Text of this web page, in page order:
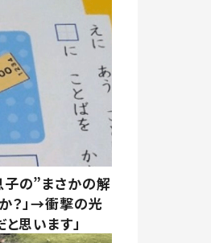
子の”まさかの解
？」→衝撃の光
思います」